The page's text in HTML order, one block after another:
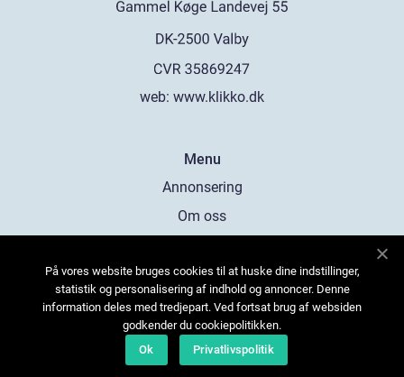
web: www.klikko.dk
Menu
Annonsering
Om oss
Kontakta oss
Sitemap
På vores website bruges cookies til at huske dine indstillinger,
statistik og personalisering af indhold og annoncer. Denne
information deles med tredjepart. Ved fortsat brug af websiden
godkender du cookiepolitikken.
Ok
Privatlivspolitik